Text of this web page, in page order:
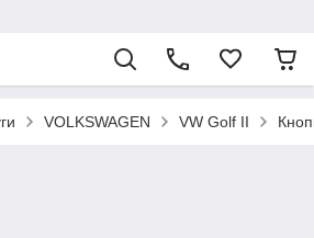
VOLKSWAGEN VW Golf II